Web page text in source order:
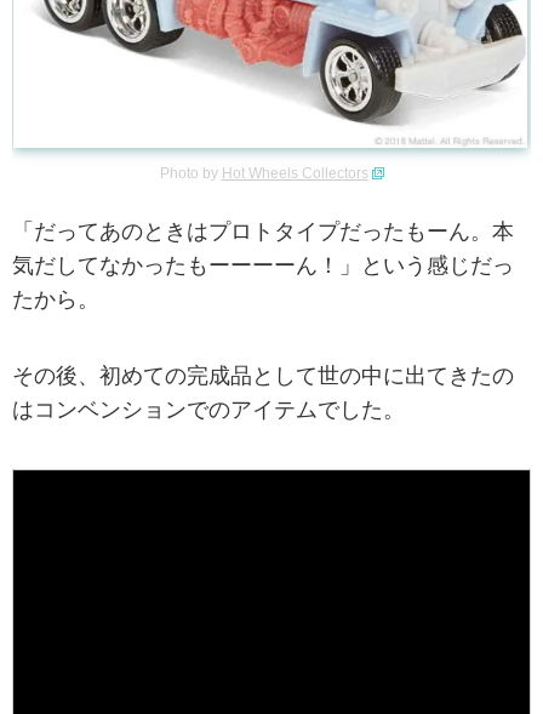
Photo by Hot Wheels Collectors
「だってあのときはプロトタイプだったもーん。本
気だしてなかったもーーーーん！」という感じだっ
たから。
その後、初めての完成品として世の中に出てきたの
はコンベンションでのアイテムでした。